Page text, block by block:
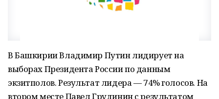
В Башкирии Владимир Путин лидирует на
выборах Президента России по данным
экзитполов. Результат лидера — 74% голосов. На
втором месте Павел Грудинин с результатом